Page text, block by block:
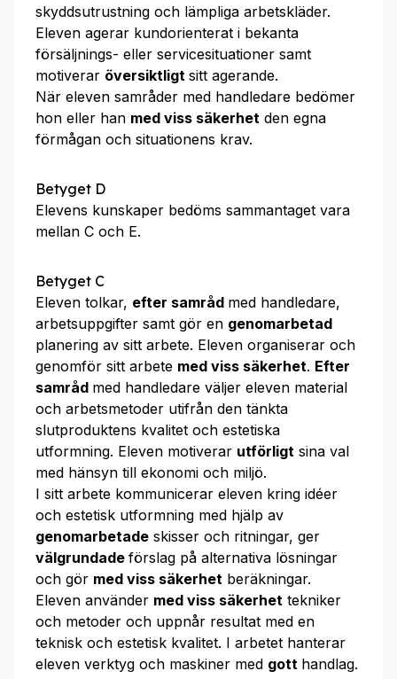
skyddsutrustning och lämpliga arbetskläder.
Eleven agerar kundorienterat i bekanta
försäljnings- eller servicesituationer samt
motiverar översiktligt sitt agerande.
När eleven samråder med handledare bedömer
hon eller han med viss säkerhet den egna
förmågan och situationens krav.
Betyget D
Elevens kunskaper bedöms sammantaget vara
mellan C och E.
Betyget C
Eleven tolkar, efter samråd med handledare,
arbetsuppgifter samt gör en genomarbetad
planering av sitt arbete. Eleven organiserar och
genomför sitt arbete med viss säkerhet. Efter
samråd med handledare väljer eleven material
och arbetsmetoder utifrån den tänkta
slutproduktens kvalitet och estetiska
utformning. Eleven motiverar utförligt sina val
med hänsyn till ekonomi och miljö.
I sitt arbete kommunicerar eleven kring idéer
och estetisk utformning med hjälp av
genomarbetade skisser och ritningar, ger
välgrundade förslag på alternativa lösningar
och gör med viss säkerhet beräkningar.
Eleven använder med viss säkerhet tekniker
och metoder och uppnår resultat med en
teknisk och estetisk kvalitet. I arbetet hanterar
eleven verktyg och maskiner med gott handlag.